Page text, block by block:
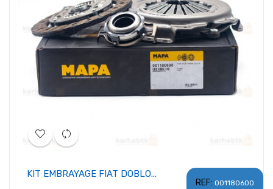
REF: 001180600
KIT EMBRAYAGE FIAT DOBLO...